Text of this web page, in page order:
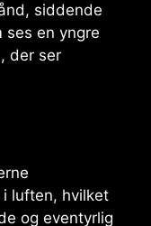
siddende
en yngre
der ser
luften, hvilket
og eventyrlig